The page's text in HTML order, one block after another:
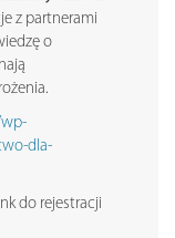
z partnerami
o
dla-
do rejestracji